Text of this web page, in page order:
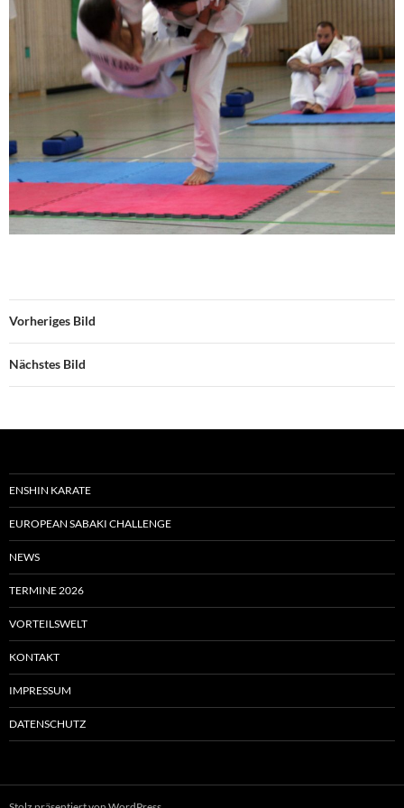
Vorheriges Bild
Nächstes Bild
ENSHIN KARATE
EUROPEAN SABAKI CHALLENGE
NEWS
TERMINE 2026
VORTEILSWELT
KONTAKT
IMPRESSUM
DATENSCHUTZ